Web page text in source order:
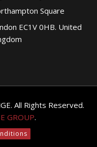
Square
EC1V 0HB. United
All Rights Reserved.
GROUP.